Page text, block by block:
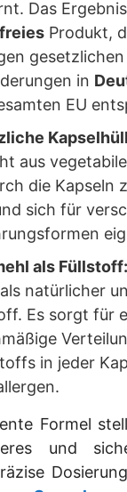
Das
Produkt,
gesetzlichen
in
EU
aus
die Kapseln
sich für
als Füllstoff:
natürlicher
Es sorgt für
in jeder
Formel
und